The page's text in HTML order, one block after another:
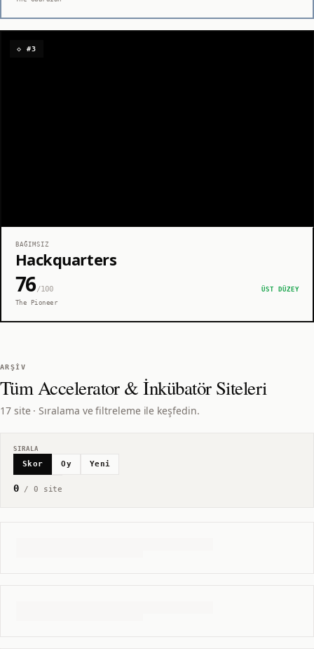
◇ #3
BAĞIMSIZ
Hackquarters
76/100
ÜST DÜZEY
The Pioneer
ARŞIV
TümAccelerator & İnkübatörSiteleri
17 site · Sıralama ve filtreleme ile keşfedin.
SIRALA
Skor Oy Yeni
0/ 0 site